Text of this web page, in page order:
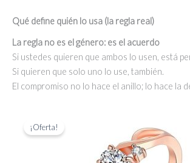
Qué define quién lo usa (la regla real)
La regla no es el género: es el acuerdo
Si ustedes quieren que ambos lo usen, está
Si quieren que solo uno lo use, también.
El compromiso no lo hace el anillo; lo hace la
¡Oferta!